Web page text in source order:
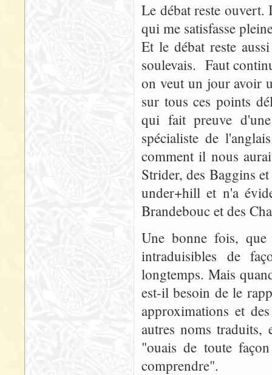
Le débat reste ouvert.
qui me satisfasse
Et le débat reste
soulevais. Faut
on veut un jour avoir
sur tous ces points
qui fait preuve
spécialiste de
comment il nous
Strider, des Baggins
under+hill et n'a
Brandebouc et des
Une bonne fois,
intraduisibles de
longtemps. Mais
est-il besoin de le
approximations et
autres noms traduits,
"ouais de toute
comprendre".